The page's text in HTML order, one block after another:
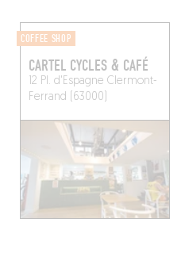
COFFEE SHOP
CARTEL CYCLES & CAFÉ
12 Pl. d'Espagne Clermont-
Ferrand (63000)